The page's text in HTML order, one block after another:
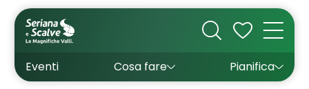
Eventi Cosa fare
Cultura
Outdoor
Pianifica
Dove dormire
Come arrivare
Come muoversi
Wishlist